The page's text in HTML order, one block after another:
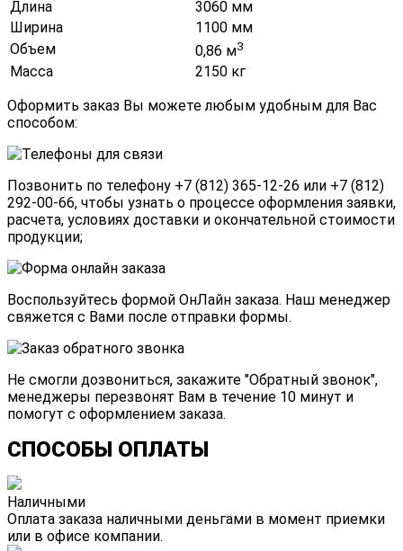
Длина
3060 мм
Ширина
1100 мм
Объем
0,86 м3
Масса
2150 кг
Оформить заказ Вы можете любым удобным для Вас
способом:
Позвонить по телефону +7 (812) 365-12-26 или +7 (812)
292-00-66, чтобы узнать о процессе оформления заявки,
расчета, условиях доставки и окончательной стоимости
продукции;
Воспользуйтесь формой ОнЛайн заказа. Наш менеджер
свяжется с Вами после отправки формы.
Не смогли дозвониться, закажите "Обратный звонок",
менеджеры перезвонят Вам в течение 10 минут и
помогут с оформлением заказа.
СПОСОБЫ ОПЛАТЫ
Наличными
Оплата заказа наличными деньгами в момент приемки
или в офисе компании.